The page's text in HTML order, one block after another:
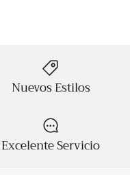
Nuevos Estilos
Excelente Servicio